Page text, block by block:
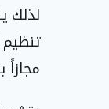
لذلك
مجازاً